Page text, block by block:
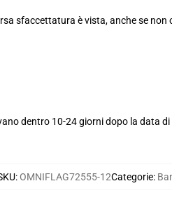
sfaccettatura è vista, anche se
dentro 10-24 giorni dopo la data
:OMNIFLAG72555-12Categorie: